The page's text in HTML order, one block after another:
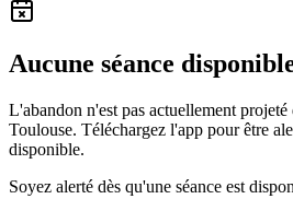
Aucune séance
L'abandon n'est pas actuellement projeté
Toulouse. Téléchargez l'app pour être
disponible.
Soyez alerté dès qu'une séance est